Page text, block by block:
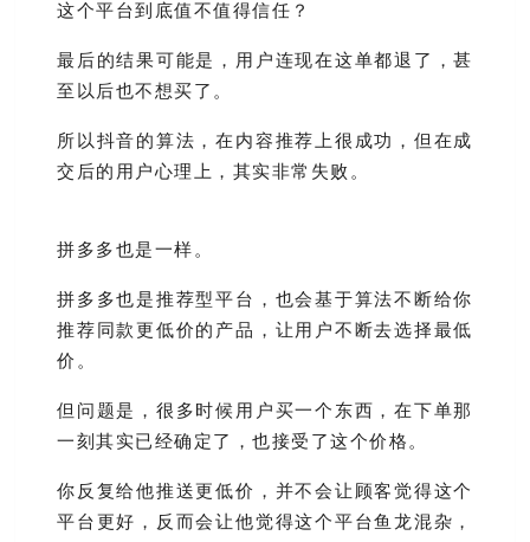
这个平台到底值不值得信任？
最后的结果可能是，用户连现在这单都退了，甚
至以后也不想买了。
所以抖音的算法，在内容推荐上很成功，但在成
交后的用户心理上，其实非常失败。
拼多多也是一样。
拼多多也是推荐型平台，也会基于算法不断给你
推荐同款更低价的产品，让用户不断去选择最低
价。
但问题是，很多时候用户买一个东西，在下单那
一刻其实已经确定了，也接受了这个价格。
你反复给他推送更低价，并不会让顾客觉得这个
平台更好，反而会让他觉得这个平台鱼龙混杂，